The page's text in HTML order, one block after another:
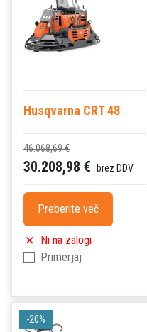
Husqvarna CRT 48
46.068,69 €
30.208,98 € brez DDV
Preberite več
Ni na zalogi
Primerjaj
-20%